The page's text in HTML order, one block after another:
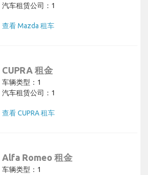
汽车租赁公司：1
查看 Mazda 租车
CUPRA 租金
车辆类型：1
汽车租赁公司：1
查看 CUPRA 租车
Alfa Romeo 租金
车辆类型：1